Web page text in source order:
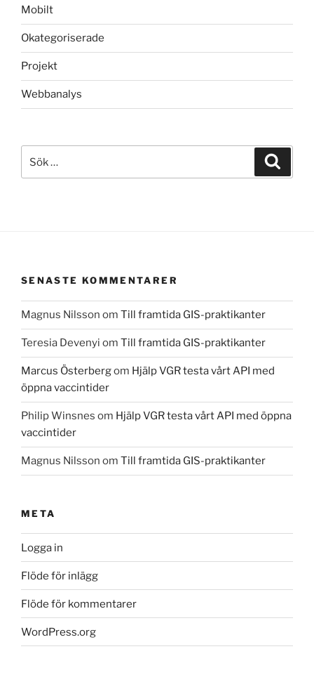
Mobilt
Okategoriserade
Projekt
Webbanalys
efter:
SENASTE KOMMENTARER
Magnus Nilsson om Till framtida GIS-praktikanter
Teresia Devenyi om Till framtida GIS-praktikanter
Marcus Österbergom Hjälp VGR testa vårt API med
öppna vaccintider
Philip Winsnes om Hjälp VGR testa vårt API med öppna
vaccintider
Magnus Nilsson om Till framtida GIS-praktikanter
META
Logga in
Flöde för inlägg
Flöde för kommentarer
WordPress.org